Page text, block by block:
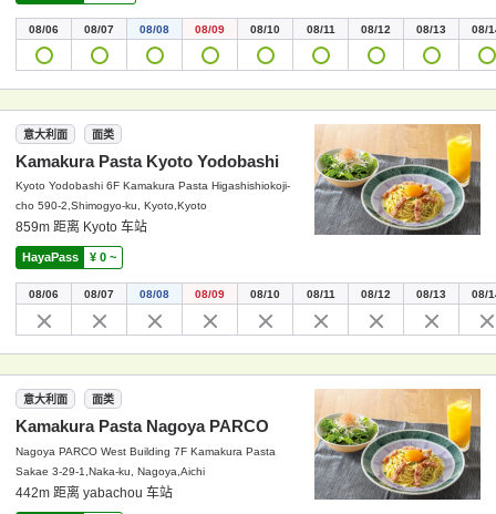
08/06 08/07 08/08 08/09 08/10 08/11 08/12 08/13 08/
意大利面 面类
Kamakura Pasta Kyoto Yodobashi
Kyoto Yodobashi 6F Kamakura Pasta Higashishiokoji-
cho 590-2,Shimogyo-ku, Kyoto,Kyoto
859m 距离 Kyoto 车站
HayaPass ¥ 0 ~
08/06 08/07 08/08 08/09 08/10 08/11 08/12 08/13 08/
意大利面 面类
Kamakura Pasta Nagoya PARCO
Nagoya PARCO West Building 7F Kamakura Pasta
Sakae 3-29-1,Naka-ku, Nagoya,Aichi
442m 距离 yabachou 车站